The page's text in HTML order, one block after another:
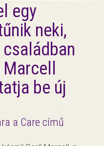
egy
neki,
be új
a Care című